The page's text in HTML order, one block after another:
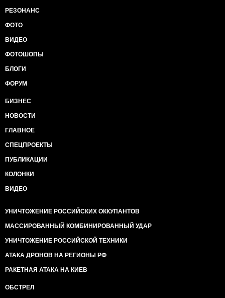
РЕЗОНАНС
ФОТО
ВИДЕО
ФОТОШОПЫ
БЛОГИ
ФОРУМ
БИЗНЕС
НОВОСТИ
ГЛАВНОЕ
СПЕЦПРОЕКТЫ
ПУБЛИКАЦИИ
КОЛОНКИ
ВИДЕО
УНИЧТОЖЕНИЕ РОССИЙСКИХ ОККУПАНТОВ
МАССИРОВАННЫЙ КОМБИНИРОВАННЫЙ УДАР
УНИЧТОЖЕНИЕ РОССИЙСКОЙ ТЕХНИКИ
АТАКА ДРОНОВ НА РЕГИОНЫ РФ
РАКЕТНАЯ АТАКА НА КИЕВ
ОБСТРЕЛ